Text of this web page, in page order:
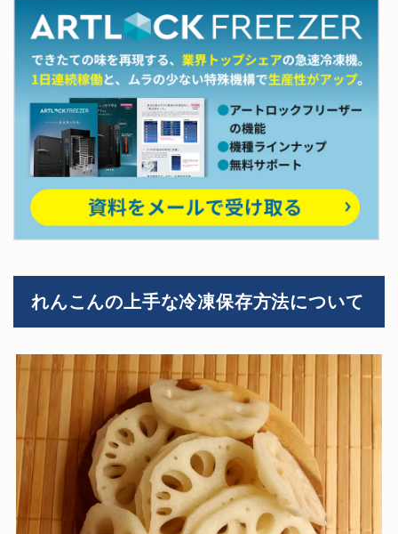
れんこんの上手な冷凍保存方法について